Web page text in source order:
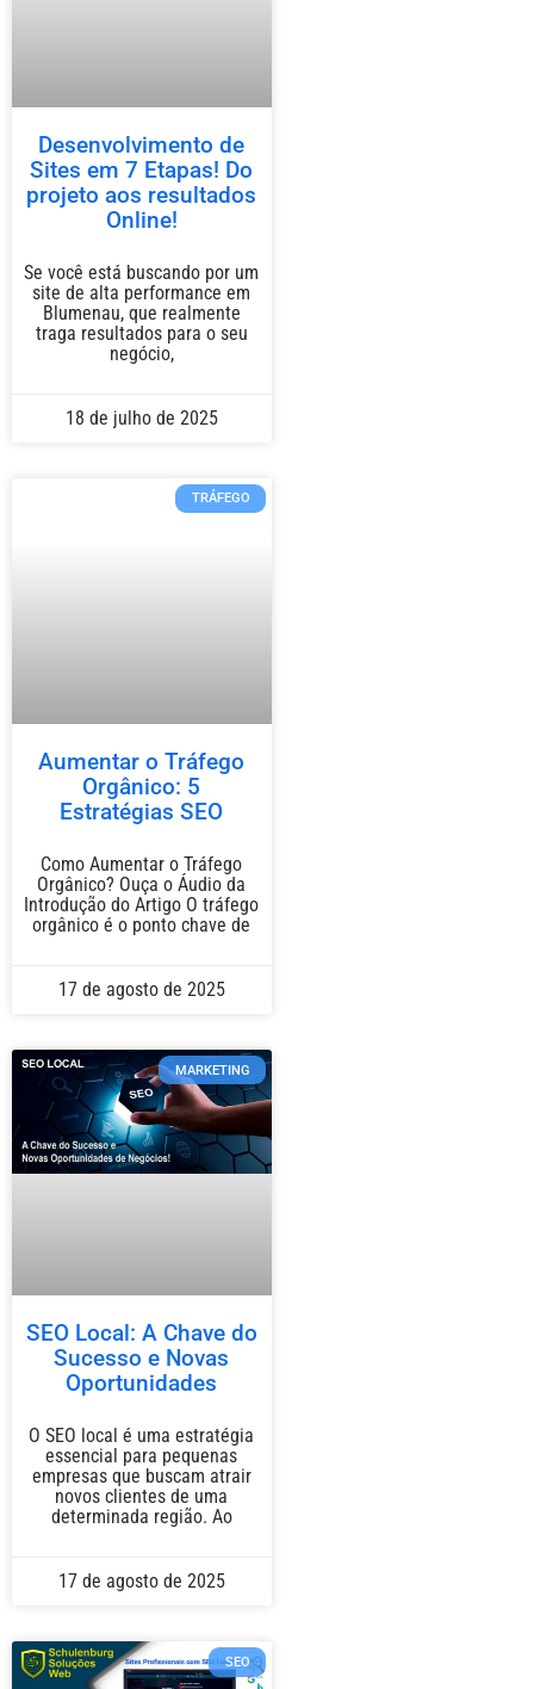
Desenvolvimento de
Sites em 7 Etapas! Do
projeto aos resultados
Online!
Se você está buscando por um
site de alta performance em
Blumenau, que realmente
traga resultados para o seu
negócio,
18 de julho de 2025
TRÁFEGO
Aumentar o Tráfego
Orgânico: 5
Estratégias SEO
Como Aumentar o Tráfego
Orgânico? Ouça o Áudio da
Introdução do Artigo O tráfego
orgânico é o ponto chave de
17 de agosto de 2025
MARKETING
SEO Local: A Chave do
Sucesso e Novas
Oportunidades
O SEO local é uma estratégia
essencial para pequenas
empresas que buscam atrair
novos clientes de uma
determinada região. Ao
17 de agosto de 2025
SEO